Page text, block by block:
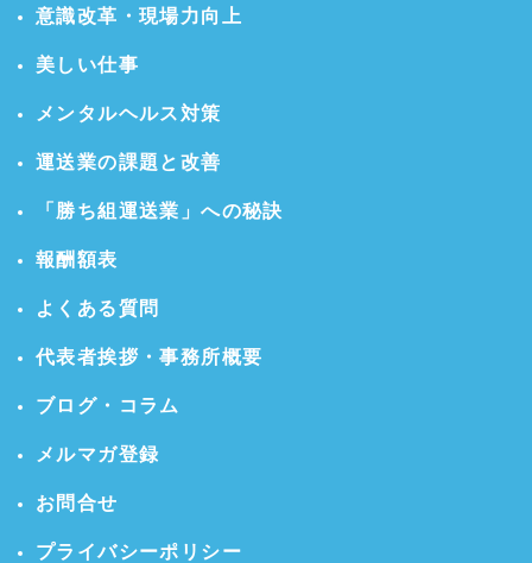
意識改革・現場力向上
美しい仕事
メンタルヘルス対策
運送業の課題と改善
「勝ち組運送業」への秘訣
報酬額表
よくある質問
代表者挨拶・事務所概要
ブログ・コラム
メルマガ登録
お問合せ
プライバシーポリシー